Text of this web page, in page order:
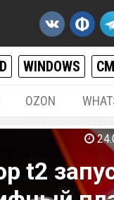
WINDOWS
OZON
t2